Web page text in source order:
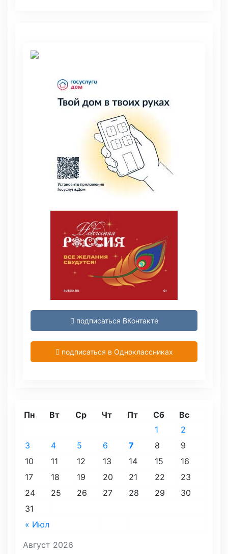
подписаться ВКонтакте
подписаться в Одноклассниках
Август 2026
Пн Вт Ср Чт Пт Сб Вс
« Июл
1
2
3
4 5 6 7 8
9
10
11 12 13 14 15
16
17
18 19 20 21 22
23
24
25 26 27 28 29
30
31